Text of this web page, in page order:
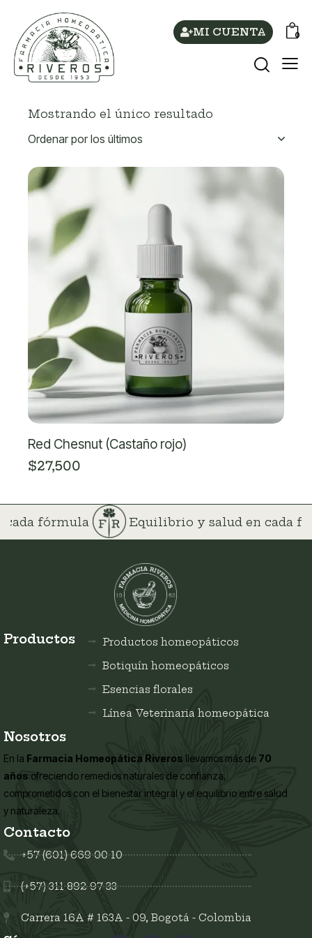
MI CUENTA 0
Mostrando el único resultado
Red Chesnut (Castaño rojo)
$27,500
cada fórmula Equilibrio y salud en cada
Productos
Productos homeopáticos
Botiquín homeopáticos
Esencias florales
Línea Veterinaria homeopática
Nosotros
En la Farmacia Homeopática Riveros llevamos más de 70
años ofreciendo remedios naturales de confianza,
comprometidos con el bienestar integral y el equilibrio entre salud
y naturaleza.
Contacto
+57 (601) 669 00 10
(+57) 311 892 97 33
Carrera 16A # 163A - 09, Bogotá - Colombia